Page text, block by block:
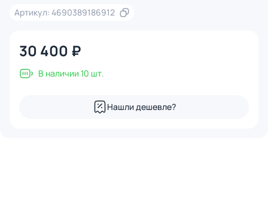
Артикул: 4690389186912
30 400 ₽
В наличии 10 шт.
Нашли дешевле?